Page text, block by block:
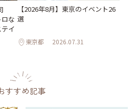
な
イ
【2026年8月】東京のイベント26
選
東京都 2026.07.31
すすめ記事